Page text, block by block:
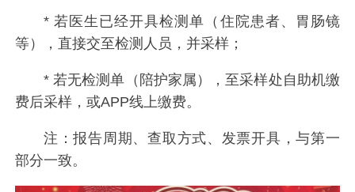
* 若医生已经开具检测单（住院患者、胃肠镜
等），直接交至检测人员，并采样；
* 若无检测单（陪护家属），至采样处自助机缴
费后采样，或APP线上缴费。
注：报告周期、查取方式、发票开具，与第一
部分一致。